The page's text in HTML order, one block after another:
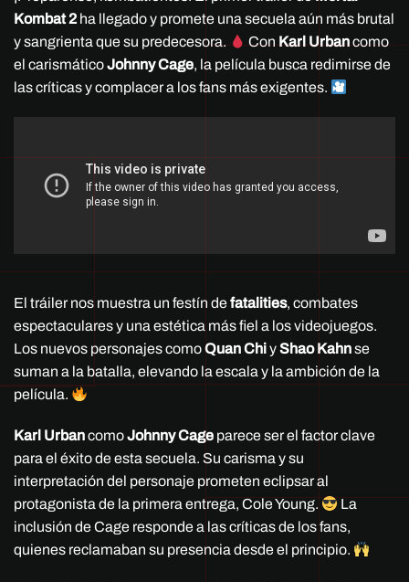
Kombat 2 ha llegado y promete una secuela aún más brutal
y sangrienta que su predecesora.
ConKarl Urbancomo
el carismáticoJohnny Cage, la película busca redimirse de
las críticas y complacer a los fans más exigentes.
El tráiler nos muestra un festín defatalities, combates
espectaculares y una estética más fiel a los videojuegos.
Los nuevos personajes comoQuan ChiyShao Kahnse
suman a la batalla, elevando la escala y la ambición de la
película.
Karl UrbancomoJohnny Cage parece ser el factor clave
para el éxito de esta secuela. Su carisma y su
interpretación del personaje prometen eclipsar al
protagonista de la primera entrega, Cole Young.
La
inclusión de Cage responde a las críticas de los fans,
quienes reclamaban su presencia desde el principio.